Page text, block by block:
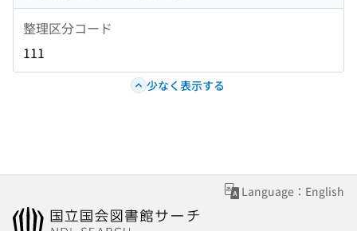
整理区分コード
111
少なく表示する
Language：English